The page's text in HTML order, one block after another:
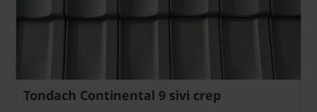
Tondach Continental 9 sivi crep